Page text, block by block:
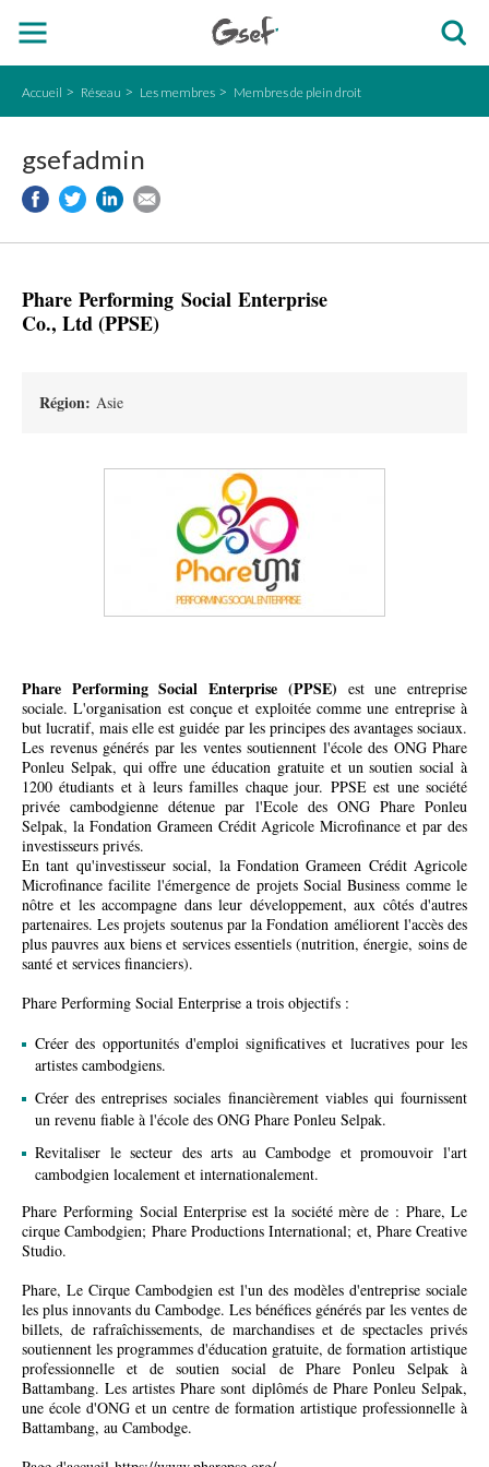
Accueil Réseau Les membres Membres de plein droit
gsefadmin
Phare Performing Social Enterprise
Co., Ltd (PPSE)
Région: Asie
Phare Performing Social Enterprise (PPSE) est une entreprise
sociale. L'organisation est conçue et exploitée comme une entreprise à
but lucratif, mais elle est guidée par les principes des avantages sociaux.
Les revenus générés par les ventes soutiennent l'école des ONG Phare
Ponleu Selpak, qui offre une éducation gratuite et un soutien social à
1200 étudiants et à leurs familles chaque jour. PPSE est une société
privée cambodgienne détenue par l'Ecole des ONG Phare Ponleu
Selpak, la Fondation Grameen Crédit Agricole Microfinance et par des
investisseurs privés.
En tant qu'investisseur social, la Fondation Grameen Crédit Agricole
Microfinance facilite l'émergence de projets Social Business comme le
nôtre et les accompagne dans leur développement, aux côtés d'autres
partenaires. Les projets soutenus par la Fondation améliorent l'accès des
plus pauvres aux biens et services essentiels (nutrition, énergie, soins de
santé et services financiers).
Phare Performing Social Enterprise a trois objectifs :
Créer des opportunités d'emploi significatives et lucratives pour les
artistes cambodgiens.
Créer des entreprises sociales financièrement viables qui fournissent
un revenu fiable à l'école des ONG Phare Ponleu Selpak.
Revitaliser le secteur des arts au Cambodge et promouvoir l'art
cambodgien localement et internationalement.
Phare Performing Social Enterprise est la société mère de : Phare, Le
cirque Cambodgien; Phare Productions International; et, Phare Creative
Studio.
Phare, Le Cirque Cambodgien est l'un des modèles d'entreprise sociale
les plus innovants du Cambodge. Les bénéfices générés par les ventes de
billets, de rafraîchissements, de marchandises et de spectacles privés
soutiennent les programmes d'éducation gratuite, de formation artistique
professionnelle et de soutien social de Phare Ponleu Selpak à
Battambang. Les artistes Phare sont diplômés de Phare Ponleu Selpak,
une école d'ONG et un centre de formation artistique professionnelle à
Battambang, au Cambodge.